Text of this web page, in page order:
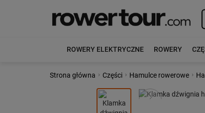
ROWERY ELEKTRYCZNE ROWERY
Strona główna › Części › Hamulce rowerowe ›
Poprzedni